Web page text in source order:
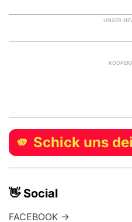
UNSER
🫵 Schick uns
👋 Social
FACEBOOK →